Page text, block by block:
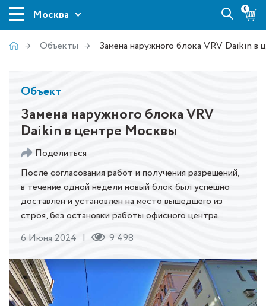
Москва 0
Объекты Замена наружного блока VRV Daikin в
Объект
Замена наружного блока VRV
Daikin в центре Москвы
Поделиться
После согласования работ и получения разрешений,
в течение одной недели новый блок был успешно
доставлен и установлен на место вышедшего из
строя, без остановки работы офисного центра.
6 Июня 2024
9 498